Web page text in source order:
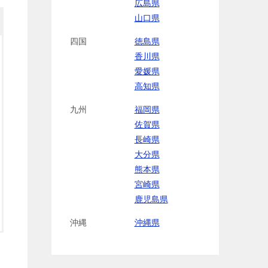
広島県
山口県
四国
徳島県
香川県
愛媛県
高知県
九州
福岡県
佐賀県
長崎県
大分県
熊本県
宮崎県
鹿児島県
沖縄 沖縄県